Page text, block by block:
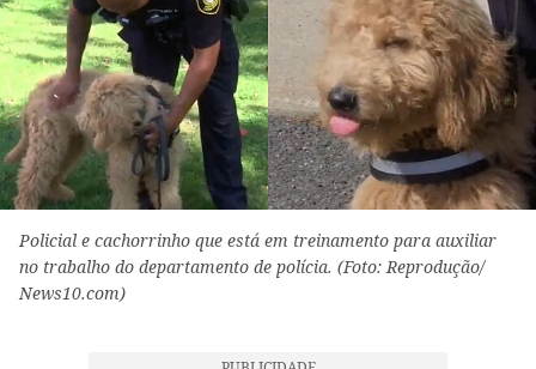
Policial e cachorrinho que está em treinamento para auxiliar
no trabalho do departamento de polícia. (Foto: Reprodução/
News10.com)